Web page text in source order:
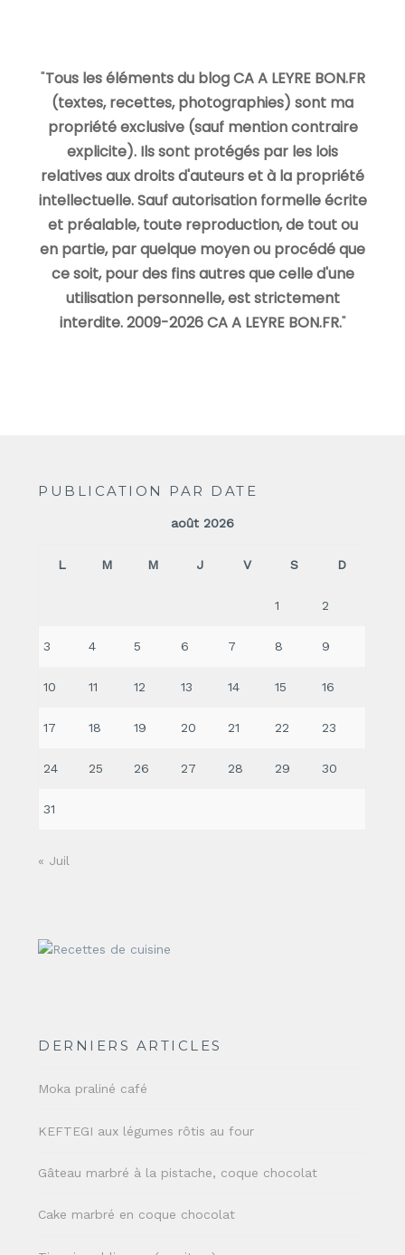
"Tous les éléments du blog CA A LEYRE BON.FR
(textes, recettes, photographies) sont ma
propriété exclusive (sauf mention contraire
explicite). Ils sont protégés par les lois
relatives aux droits d'auteurs et à la propriété
intellectuelle. Sauf autorisation formelle écrite
et préalable, toute reproduction, de tout ou
en partie, par quelque moyen ou procédé que
ce soit, pour des fins autres que celle d'une
utilisation personnelle, est strictement
interdite. 2009-2026 CA A LEYRE BON.FR."
PUBLICATION PAR DATE
août 2026
L M M J V S D
1 2
3 4 5 6 7 8 9
10 11 12 13 14 15 16
17 18 19 20 21 22 23
24 25 26 27 28 29 30
31
« Juil
DERNIERS ARTICLES
Moka praliné café
KEFTEGI aux légumes rôtis au four
Gâteau marbré à la pistache, coque chocolat
Cake marbré en coque chocolat